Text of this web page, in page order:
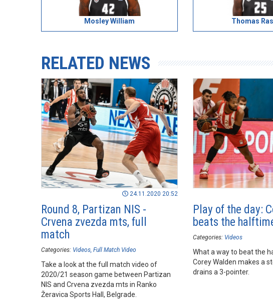
Mosley William Thomas
RELATED NEWS
24.11.2020 20:52
Round 8, Partizan NIS -
Crvena zvezda mts, full
match
Categories: Videos Full Match Video
Take a look at the full match video of
2020/21 season game between Partizan
NIS and Crvena zvezda mts in Ranko
Žeravica Sports Hall, Belgrade.
Play of the day:
beats the
Categories: Videos
What a way to beat the
Corey Walden makes a
drains a 3-pointer.